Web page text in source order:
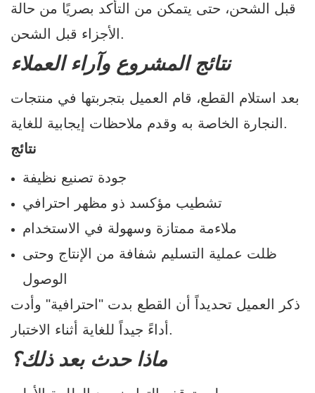
قبل الشحن، حتى يتمكن من التأكد بصريًا من حالة
الأجزاء قبل الشحن.
نتائج المشروع وآراء العملاء
بعد استلام القطع، قام العميل بتجربتها في منتجات
النجارة الخاصة به وقدم ملاحظات إيجابية للغاية.
نتائج
جودة تصنيع نظيفة
تشطيب مؤكسد ذو مظهر احترافي
ملاءمة ممتازة وسهولة في الاستخدام
ظلت عملية التسليم شفافة من الإنتاج وحتى
الوصول
ذكر العميل تحديداً أن القطع بدت "احترافية" وأدت
أداءً جيداً للغاية أثناء الاختبار.
ماذا حدث بعد ذلك؟